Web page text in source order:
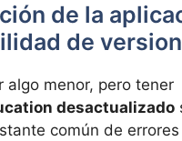
de la
de
algo menor, pero tener
desactualizado
común de